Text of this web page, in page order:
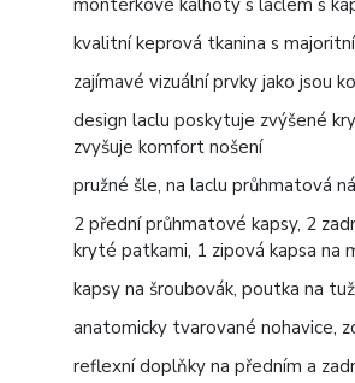
montérkové kalhoty s laclem s
kvalitní keprová tkanina s
zajímavé vizuální prvky jako jsou
design laclu poskytuje zvýšené
zvyšuje komfort nošení
pružné šle, na laclu průhmatová
2 přední průhmatové kapsy, 2
kryté patkami, 1 zipová kapsa na
kapsy na šroubovák, poutka na
anatomicky tvarované nohavice,
reflexní doplňky na předním a